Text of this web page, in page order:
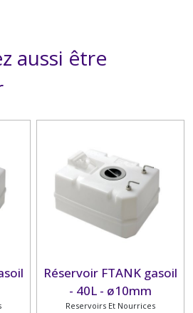
aussi être
Réservoir FTANK gasoil
- 40L - ø10mm
Reservoirs Et Nourrices